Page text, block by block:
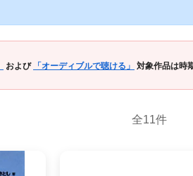
および 「オーディブルで聴ける」 対象作品は時
全11件